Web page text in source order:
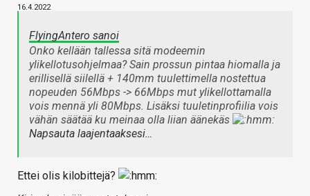
16.4.2022
FlyingAntero sanoi
Onko kellään tallessa sitä modeemin
ylikellotusohjelmaa? Sain prossun pintaa hiomalla ja
erillisellä siilellä + 140mm tuulettimella nostettua
nopeuden 56Mbps -> 66Mbps mut ylikellottamalla
vois mennä yli 80Mbps. Lisäksi tuuletinprofiilia vois
vähän säätää ku meinaa olla liian äänekäs
Napsauta laajentaaksesi…
Ettei olis kilobittejä?